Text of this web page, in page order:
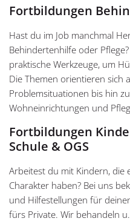
Fortbildungen
Hast du im Job manchmal
Behindertenhilfe oder
praktische Werkzeuge, um
Die Themen orientieren sich
Problemsituationen bis hin
Wohneinrichtungen und
Fortbildungen
Schule & OGS
Arbeitest du mit Kindern, die
Charakter haben? Bei uns
und Hilfestellungen für
fürs Private. Wir behandeln